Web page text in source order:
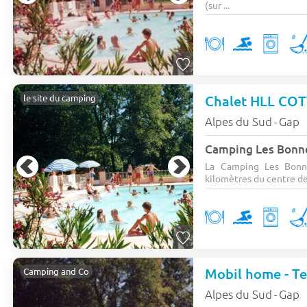
(sur ...
le site du camping Chalet HLL
Alpes du Sud - Gap
Camping Les
La Camping Les
kilomètres du centre
Camping and Co Mobil home -
Alpes du Sud - Gap